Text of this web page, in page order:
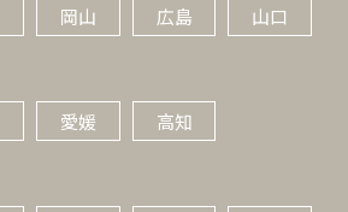
岡山 広島 山口
愛媛 高知